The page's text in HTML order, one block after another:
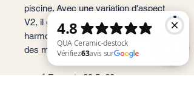
piscine. Avec une variation d'aspect
V2, il garantit un rendu final
harmonieux qui souligne la noblesse
des matériaux naturels.
📐 Format : 29,5x60 cm